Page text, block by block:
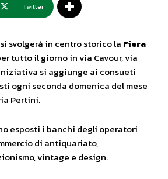
Twitter
svolgerà in centro storico la Fiera
tutto il giorno in via Cavour, via
si aggiunge ai consueti
ogni seconda domenica del mese
Pertini.
esposti i banchi degli operatori
di antiquariato,
vintage e design.